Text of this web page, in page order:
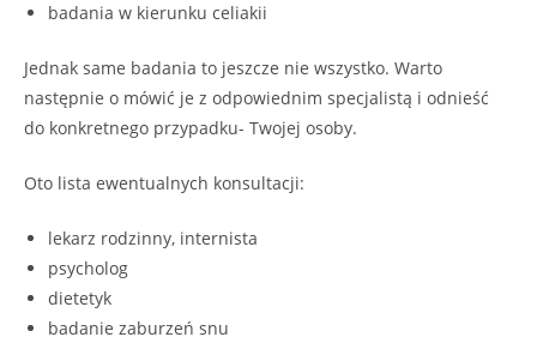
badania w kierunku celiakii
Jednak same badania to jeszcze nie wszystko. Warto
następnie o mówić je z odpowiednim specjalistą i odnieść
do konkretnego przypadku- Twojej osoby.
Oto lista ewentualnych konsultacji:
lekarz rodzinny, internista
psycholog
dietetyk
badanie zaburzeń snu